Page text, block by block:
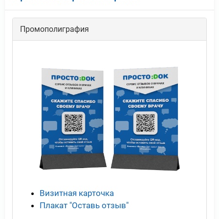
Промополиграфия
Визитная карточка
Плакат "Оставь отзыв"